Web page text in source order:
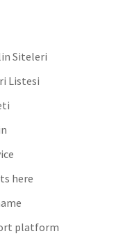
Siteleri
Listesi
here
platform